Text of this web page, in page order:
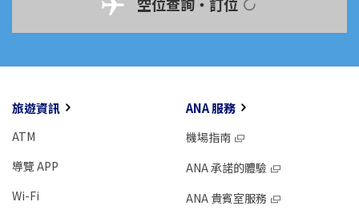
空位查詢・訂位
旅遊資訊
ATM
導覽 APP
Wi-Fi
ANA 服務
機場指南
ANA 承諾的體驗
ANA 貴賓室服務